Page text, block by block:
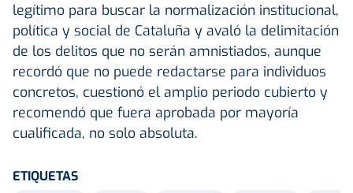
legítimo para buscar la normalización institucional,
política y social de Cataluña y avaló la delimitación
de los delitos que no serán amnistiados, aunque
recordó que no puede redactarse para individuos
concretos, cuestionó el amplio periodo cubierto y
recomendó que fuera aprobada por mayoría
cualificada, no solo absoluta.
ETIQUETAS